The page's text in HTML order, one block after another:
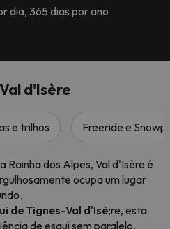
dia, 365 dias por ano
d'Isère
e trilhos Freeride e
Rainha dos Alpes, Val d'Isère é
ocupa um lugar
de Tignes-Val d'Isè;re, esta
de esqui sem paralelo,